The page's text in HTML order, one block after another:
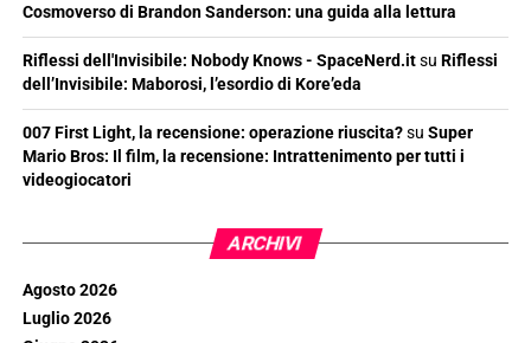
Cosmoverso di Brandon Sanderson: una guida alla lettura
Riflessi dell'Invisibile: Nobody Knows - SpaceNerd.itsu Riflessi
dell’Invisibile: Maborosi, l’esordio di Kore’eda
007 First Light, la recensione: operazione riuscita?su Super
Mario Bros: Il film, la recensione: Intrattenimento per tutti i
videogiocatori
ARCHIVI
Agosto 2026
Luglio 2026